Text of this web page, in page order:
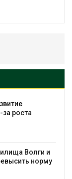
за роста
Волги и
норму